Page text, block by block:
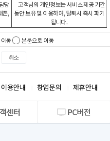
당
폰,
고객님의 개인정보는 서비스 제공 기간
동안 보유 및 이용하여, 탈퇴시 즉시 파기
됩니다.
동 본문으로 이동
취소
이용안내 창업문의 제휴안내
소개
센터 PC버전